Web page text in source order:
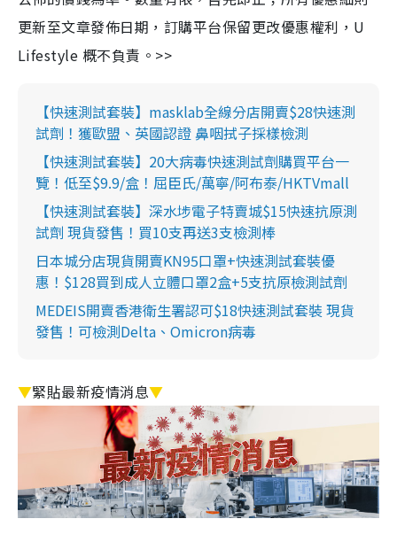
更新至文章發佈日期，訂購平台保留更改優惠權利，U
Lifestyle 概不負責。>>
【快速測試套裝】masklab全線分店開賣$28快速測
試劑！獲歐盟、英國認證 鼻咽拭子採樣檢測
【快速測試套裝】20大病毒快速測試劑購買平台一
覽！低至$9.9/盒！屈臣氏/萬寧/阿布泰/HKTVmall
【快速測試套裝】深水埗電子特賣城$15快速抗原測
試劑 現貨發售！買10支再送3支檢測棒
日本城分店現貨開賣KN95口罩+快速測試套裝優
惠！$128買到成人立體口罩2盒+5支抗原檢測試劑
MEDEIS開賣香港衛生署認可$18快速測試套裝 現貨
發售！可檢測Delta、Omicron病毒
▼緊貼最新疫情消息▼